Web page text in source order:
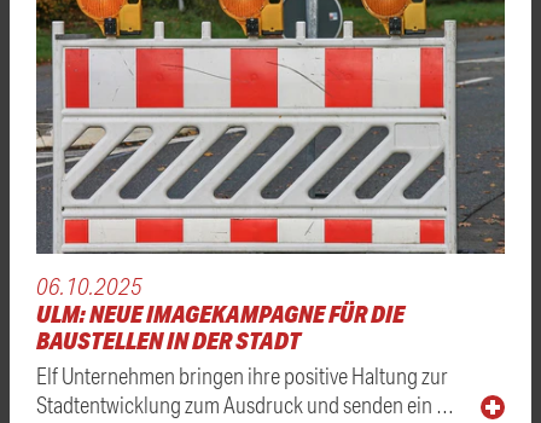
06.10.2025
ULM: NEUE IMAGEKAMPAGNE FÜR DIE
BAUSTELLEN IN DER STADT
Elf Unternehmen bringen ihre positive Haltung zur
Stadtentwicklung zum Ausdruck und senden ein …